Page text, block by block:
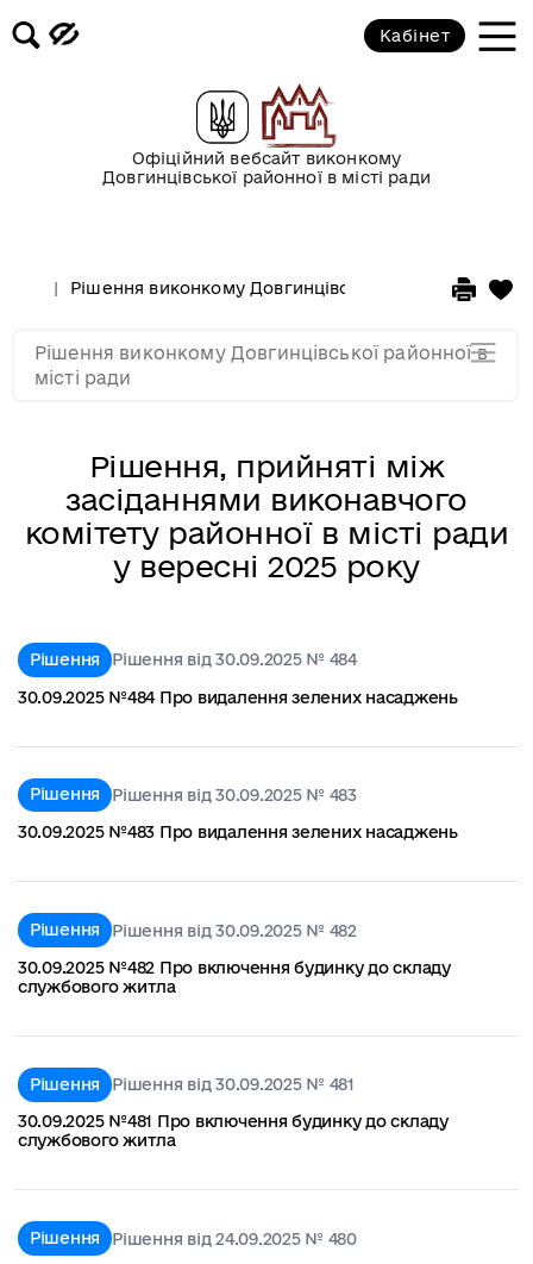
Офіційний вебсайт виконкому
Довгинцівської районної в місті ради
Кабінет
Рішення виконкому Довгинцівської районної в
Рішення, прийняті між
засіданнями виконавчого
комітету районної в місті ради
у вересні 2025 року
Рішення
Рішення від 30.09.2025 № 484
30.09.2025 №484 Про видалення зелених насаджень
Рішення
Рішення від 30.09.2025 № 483
30.09.2025 №483 Про видалення зелених насаджень
Рішення
Рішення від 30.09.2025 № 482
30.09.2025 №482 Про включення будинку до складу
службового житла
Рішення
Рішення від 30.09.2025 № 481
30.09.2025 №481 Про включення будинку до складу
службового житла
Рішення
Рішення від 24.09.2025 № 480
Рішення виконкому Довгинцівської районної в
місті ради
2017 рік
2015 рік
2013 рік
2012 рік